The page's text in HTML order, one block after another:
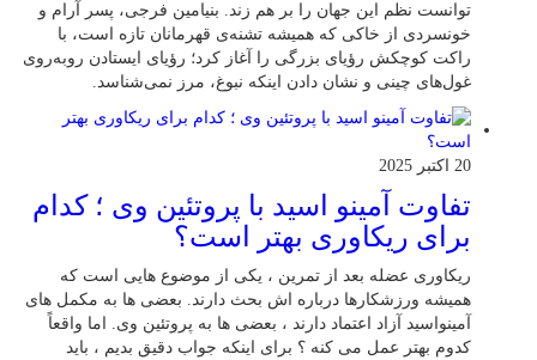
توانست نظم این جهان را بر هم زند. بنیامین فرجی، پسر آرام و
خونسردی از خاکی که همیشه تشنه‌ی قهرمانان تازه است، با
راکت کوچکش رؤیای بزرگی را آغاز کرد؛ رؤیای ایستادن روبه‌روی
غول‌های چینی و نشان دادن اینکه نبوغ، مرز نمی‌شناسد.
20 اکتبر 2025
تفاوت آمینو اسید با پروتئین وی ؛ کدام
برای ریکاوری بهتر است؟
ریکاوری عضله بعد از تمرین ، یکی از موضوع‌ هایی‌ است که
همیشه ورزشکارها درباره‌ اش بحث دارند. بعضی‌ ها به مکمل‌ های
آمینواسید آزاد اعتماد دارند ، بعضی‌ ها به پروتئین وی. اما واقعاً
کدوم بهتر عمل می‌ کنه ؟ برای اینکه جواب دقیق بدیم ، باید